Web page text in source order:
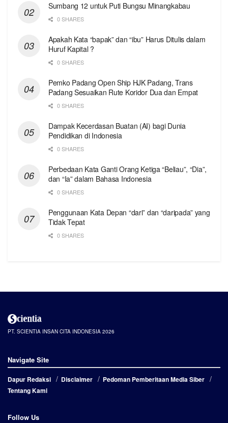
Sumbang 12 untuk Puti Bungsu Minangkabau
0 SHARES
Apakah Kata “bapak” dan “ibu” Harus Ditulis dalam
Huruf Kapital ?
0 SHARES
Pemko Padang Open Ship HJK Padang, Trans
Padang Sesuaikan Rute Koridor Dua dan Empat
0 SHARES
Dampak Kecerdasan Buatan (AI) bagi Dunia
Pendidikan di Indonesia
0 SHARES
Perbedaan Kata Ganti Orang Ketiga “Beliau”, “Dia”,
dan “Ia” dalam Bahasa Indonesia
0 SHARES
Penggunaan Kata Depan “dari” dan “daripada” yang
Tidak Tepat
0 SHARES
PT. SCIENTIA INSAN CITA INDONESIA 2026
Navigate Site
Dapur Redaksi Disclaimer
Pedoman Pemberitaan Media Siber
Tentang Kami
Follow Us